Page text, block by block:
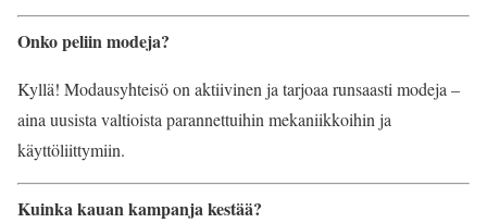
Onko peliin modeja?
Kyllä! Modausyhteisö on aktiivinen ja tarjoaa runsaasti modeja –
aina uusista valtioista parannettuihin mekaniikkoihin ja
käyttöliittymiin.
Kuinka kauan kampanja kestää?